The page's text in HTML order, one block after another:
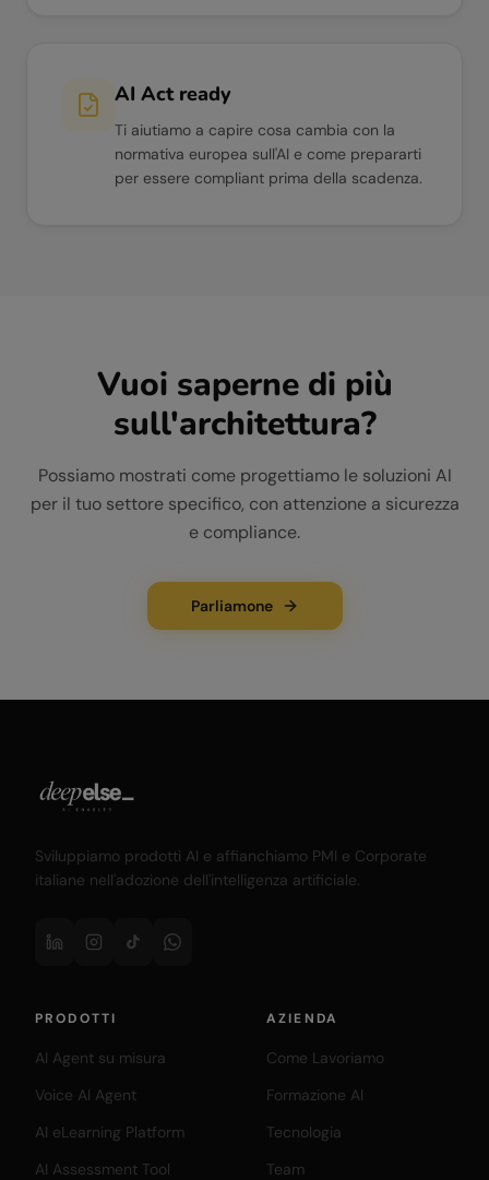
AI Act ready
Ti aiutiamo a capire cosa cambia con la
normativa europea sull'AI e come prepararti
per essere compliant prima della scadenza.
Vuoi saperne di più
sull'architettura?
Possiamo mostrati come progettiamo le soluzioni AI
per il tuo settore specifico, con attenzione a sicurezza
e compliance.
Parliamone
Sviluppiamo prodotti AI e affianchiamo PMI e Corporate
italiane nell'adozione dell'intelligenza artificiale.
PRODOTTI
AI Agent su misura
Voice AI Agent
AI eLearning Platform
AI Assessment Tool
AZIENDA
Come Lavoriamo
Formazione AI
Tecnologia
Team